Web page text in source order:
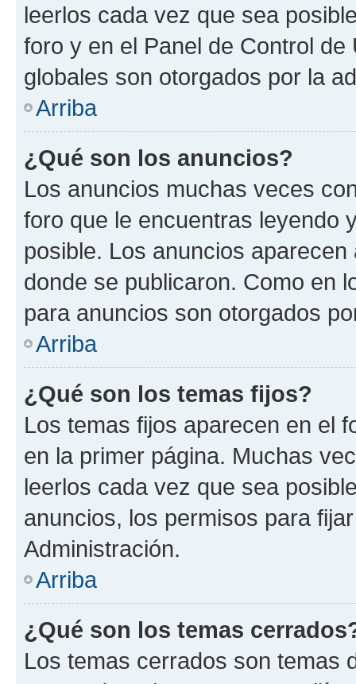
leerlos cada vez que sea
foro y en el Panel de Control
globales son otorgados por la
Arriba
¿Qué son los anuncios?
Los anuncios muchas veces
foro que le encuentras leyendo
posible. Los anuncios
donde se publicaron. Como en
para anuncios son otorgados
Arriba
¿Qué son los temas fijos?
Los temas fijos aparecen en el
en la primer página. Muchas
leerlos cada vez que sea
anuncios, los permisos para
Administración.
Arriba
¿Qué son los temas
Los temas cerrados son temas